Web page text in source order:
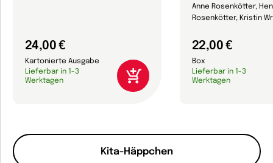
Kita-Häppchen
24,00 €
Kartonierte Ausgabe
Lieferbar in 1-3
Werktagen
Anne Rosenkötter,
Rosenkötter, Kristin
22,00 €
Box
Lieferbar in 1-3
Werktagen